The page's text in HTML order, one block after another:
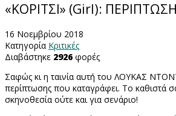
«ΚΟΡΙΤΣΙ» (Girl):
16 Νοεμβρίου 2018
Κατηγορία Κριτικές
Διαβάστηκε 2926 φορές
Σαφώς κι η ταινία αυτή του ΛΟΥΚΑΣ
περίπτωσης που καταγράφει. Το καθιστά
σκηνοθεσία ούτε και για σενάριο!